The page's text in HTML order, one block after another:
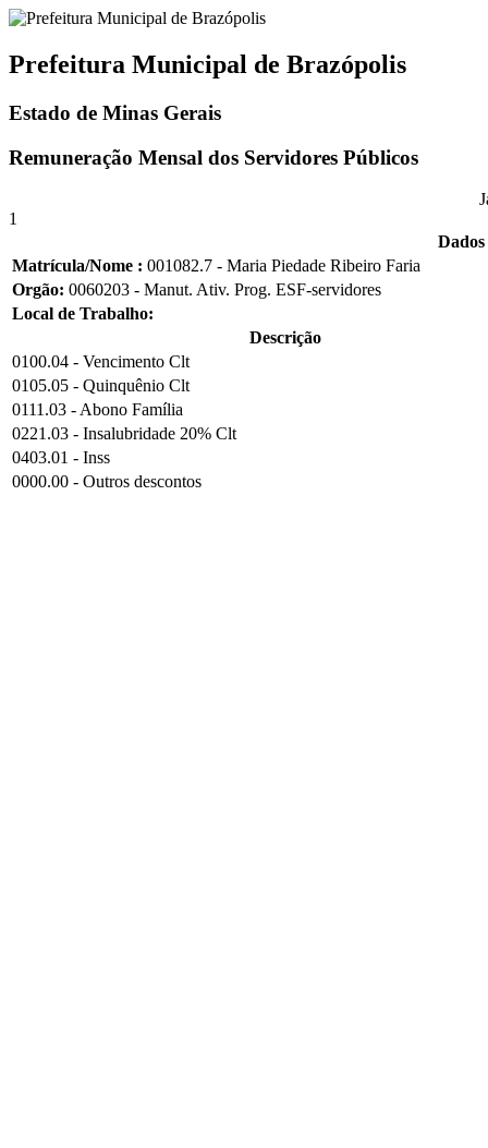
Prefeitura Municipal de Brazópolis
Estado de Minas Gerais
Remuneração Mensal dos Servidores Públicos
1
Matrícula/Nome : 001082.7 - Maria Piedade Ribeiro Faria
Orgão: 0060203 - Manut. Ativ. Prog. ESF-servidores
Local de Trabalho:
Descrição
0100.04 - Vencimento Clt
0105.05 - Quinquênio Clt
0111.03 - Abono Família
0221.03 - Insalubridade 20% Clt
0403.01 - Inss
0000.00 - Outros descontos